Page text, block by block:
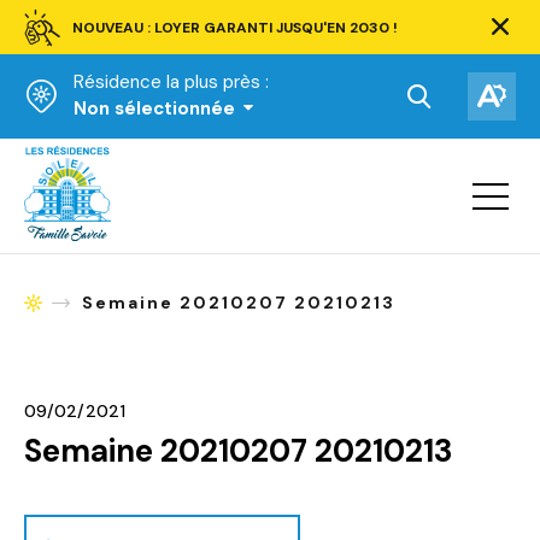
NOUVEAU : LOYER GARANTI JUSQU'EN 2030 !
barre
Résidence la plus près :
Non sélectionnée
Ouvrir
la
recherche.
la
Accueil
Ouvrir
la
AccueilSemaine 20210207 20210213
09/02/2021
Semaine 20210207 20210213